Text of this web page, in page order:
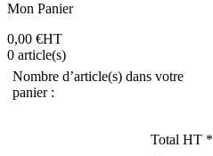
Mon Panier
0,00 €HT
0 article(s)
Nombre d’article(s) dans votre
panier :
Total HT *